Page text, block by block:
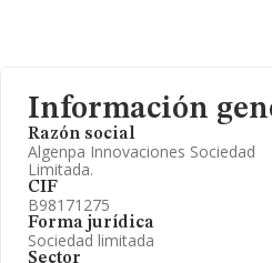
Información
Razón social
Algenpa Innovaciones Sociedad
Limitada.
CIF
B98171275
Forma jurídica
Sociedad limitada
Sector